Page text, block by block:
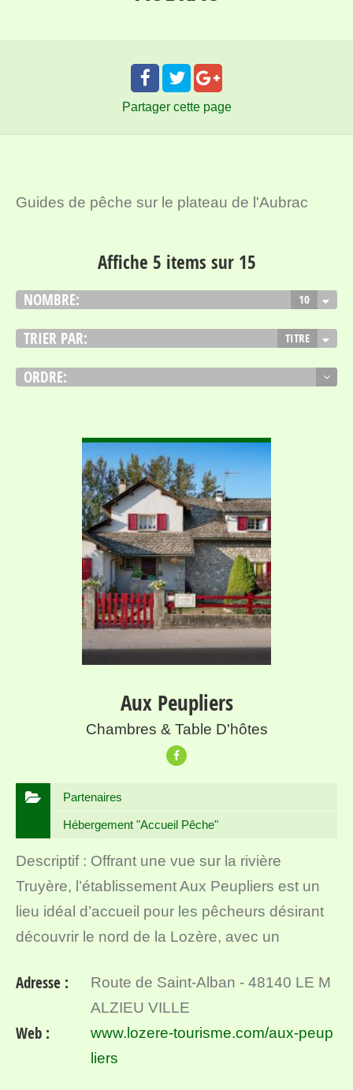
Partager cette page
Guides de pêche sur le plateau de l'Aubrac
Affiche 5 items sur 15
NOMBRE: 10
TRIER PAR: TITRE
ORDRE:
Aux Peupliers
Chambres & Table D'hôtes
Partenaires
Hébergement "Accueil Pêche"
Descriptif : Offrant une vue sur la rivière
Truyère, l’établissement Aux Peupliers est un
lieu idéal d’accueil pour les pêcheurs désirant
découvrir le nord de la Lozère, avec un
immédiate…
Adresse :
Route de Saint-Alban - 48140 LE M
ALZIEU VILLE
Web :
www.lozere-tourisme.com/aux-peup
liers